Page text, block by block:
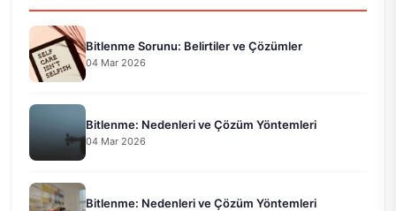
Bitlenme Sorunu: Belirtiler ve Çözümler
04 Mar 2026
Bitlenme: Nedenleri ve Çözüm Yöntemleri
04 Mar 2026
Bitlenme: Nedenleri ve Çözüm Yöntemleri